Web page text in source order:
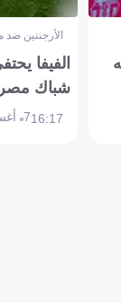
الأرجنتين
الفيفا
شباك
16:177 أغسطس 2026